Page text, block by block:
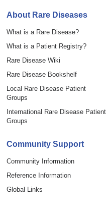
About Rare Diseases
What is a Rare Disease?
What is a Patient Registry?
Rare Disease Wiki
Rare Disease Bookshelf
Local Rare Disease Patient
Groups
International Rare Disease Patient
Groups
Community Support
Community Information
Reference Information
Global Links